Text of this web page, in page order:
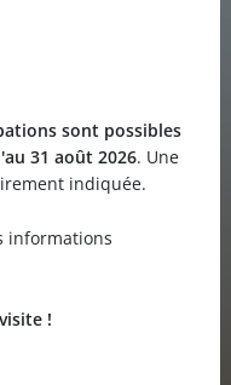
sont possibles
31 août 2026. Une
indiquée.
informations
!